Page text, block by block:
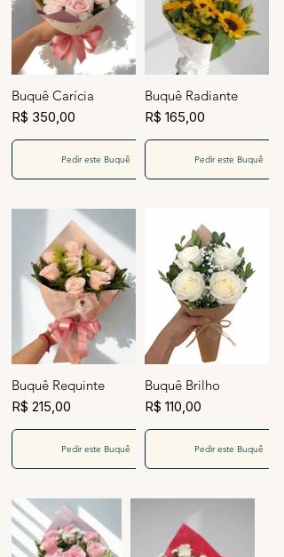
Buquê Carícia
R$ 350,00
Pedir este Buquê
Buquê Radiante
R$ 165,00
Pedir este Buquê
Buquê Requinte
R$ 215,00
Pedir este Buquê
Buquê Brilho
R$ 110,00
Pedir este Buquê